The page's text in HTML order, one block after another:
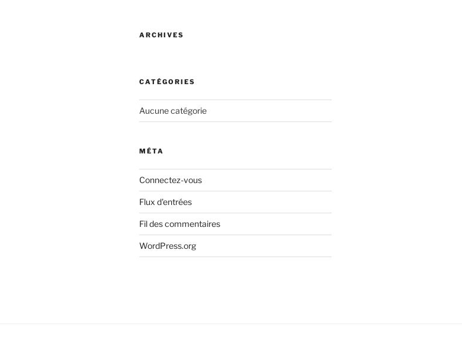
ARCHIVES
CATÉGORIES
Aucune catégorie
MÉTA
Connectez-vous
Flux d'entrées
Fil des commentaires
WordPress.org